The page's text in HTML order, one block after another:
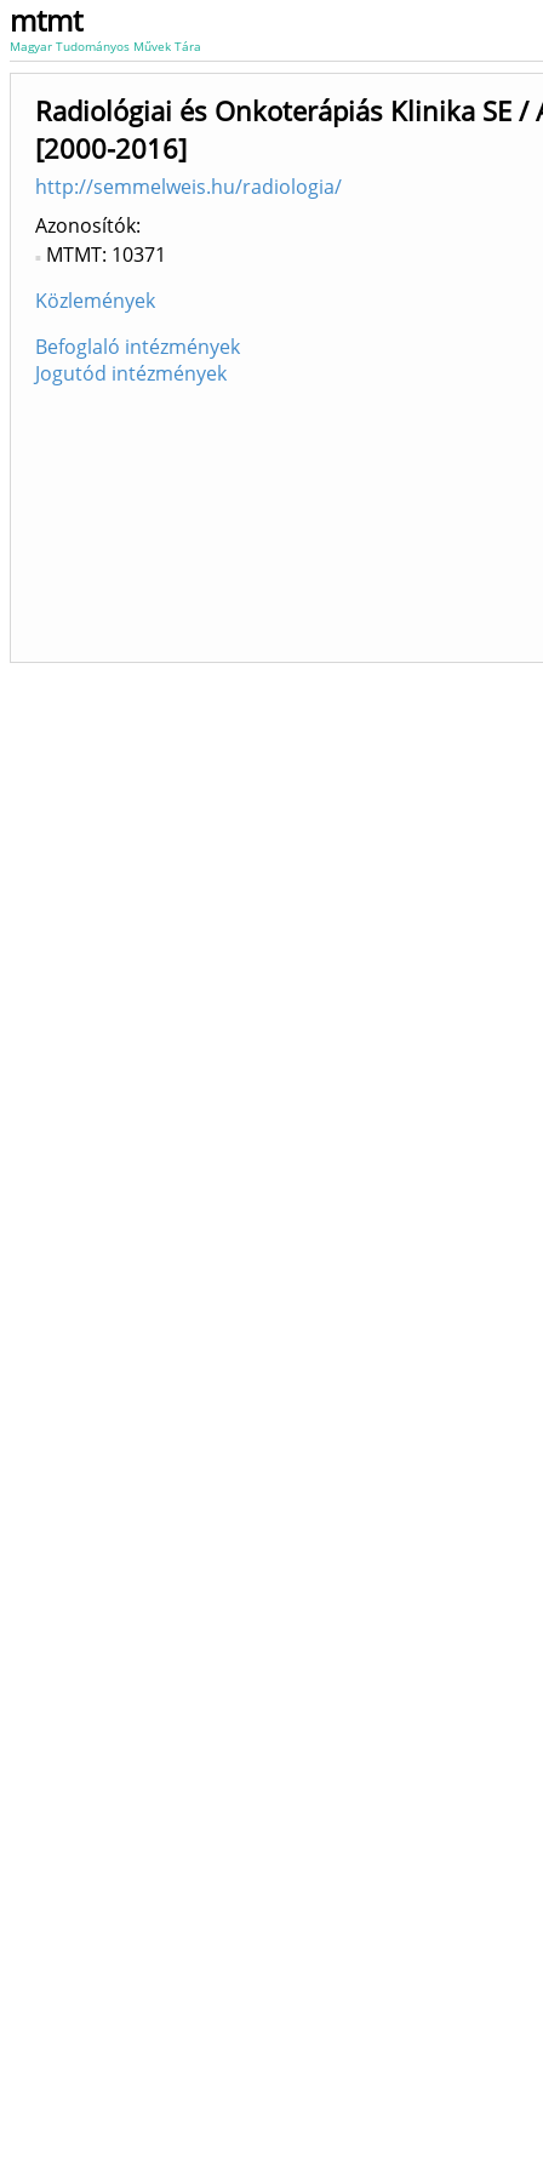
mtmt
Magyar Tudományos Művek Tára
Radiológiai és Onkoterápiás Klinika SE /
[2000-2016]
http://semmelweis.hu/radiologia/
Azonosítók
MTMT: 10371
Közlemények
Befoglaló intézmények
Jogutód intézmények